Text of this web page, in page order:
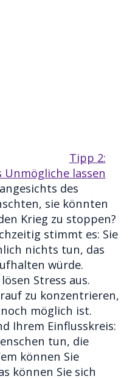
Tipp 2:
Unmögliche lassen
des
sie könnten
Krieg zu stoppen?
stimmt es: Sie
nichts tun, das
würde.
Stress aus.
zu konzentrieren,
möglich ist.
Ihrem Einflusskreis:
tun, die
können Sie
können Sie sich